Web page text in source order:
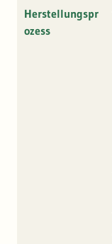
Herstellungspr
ozess